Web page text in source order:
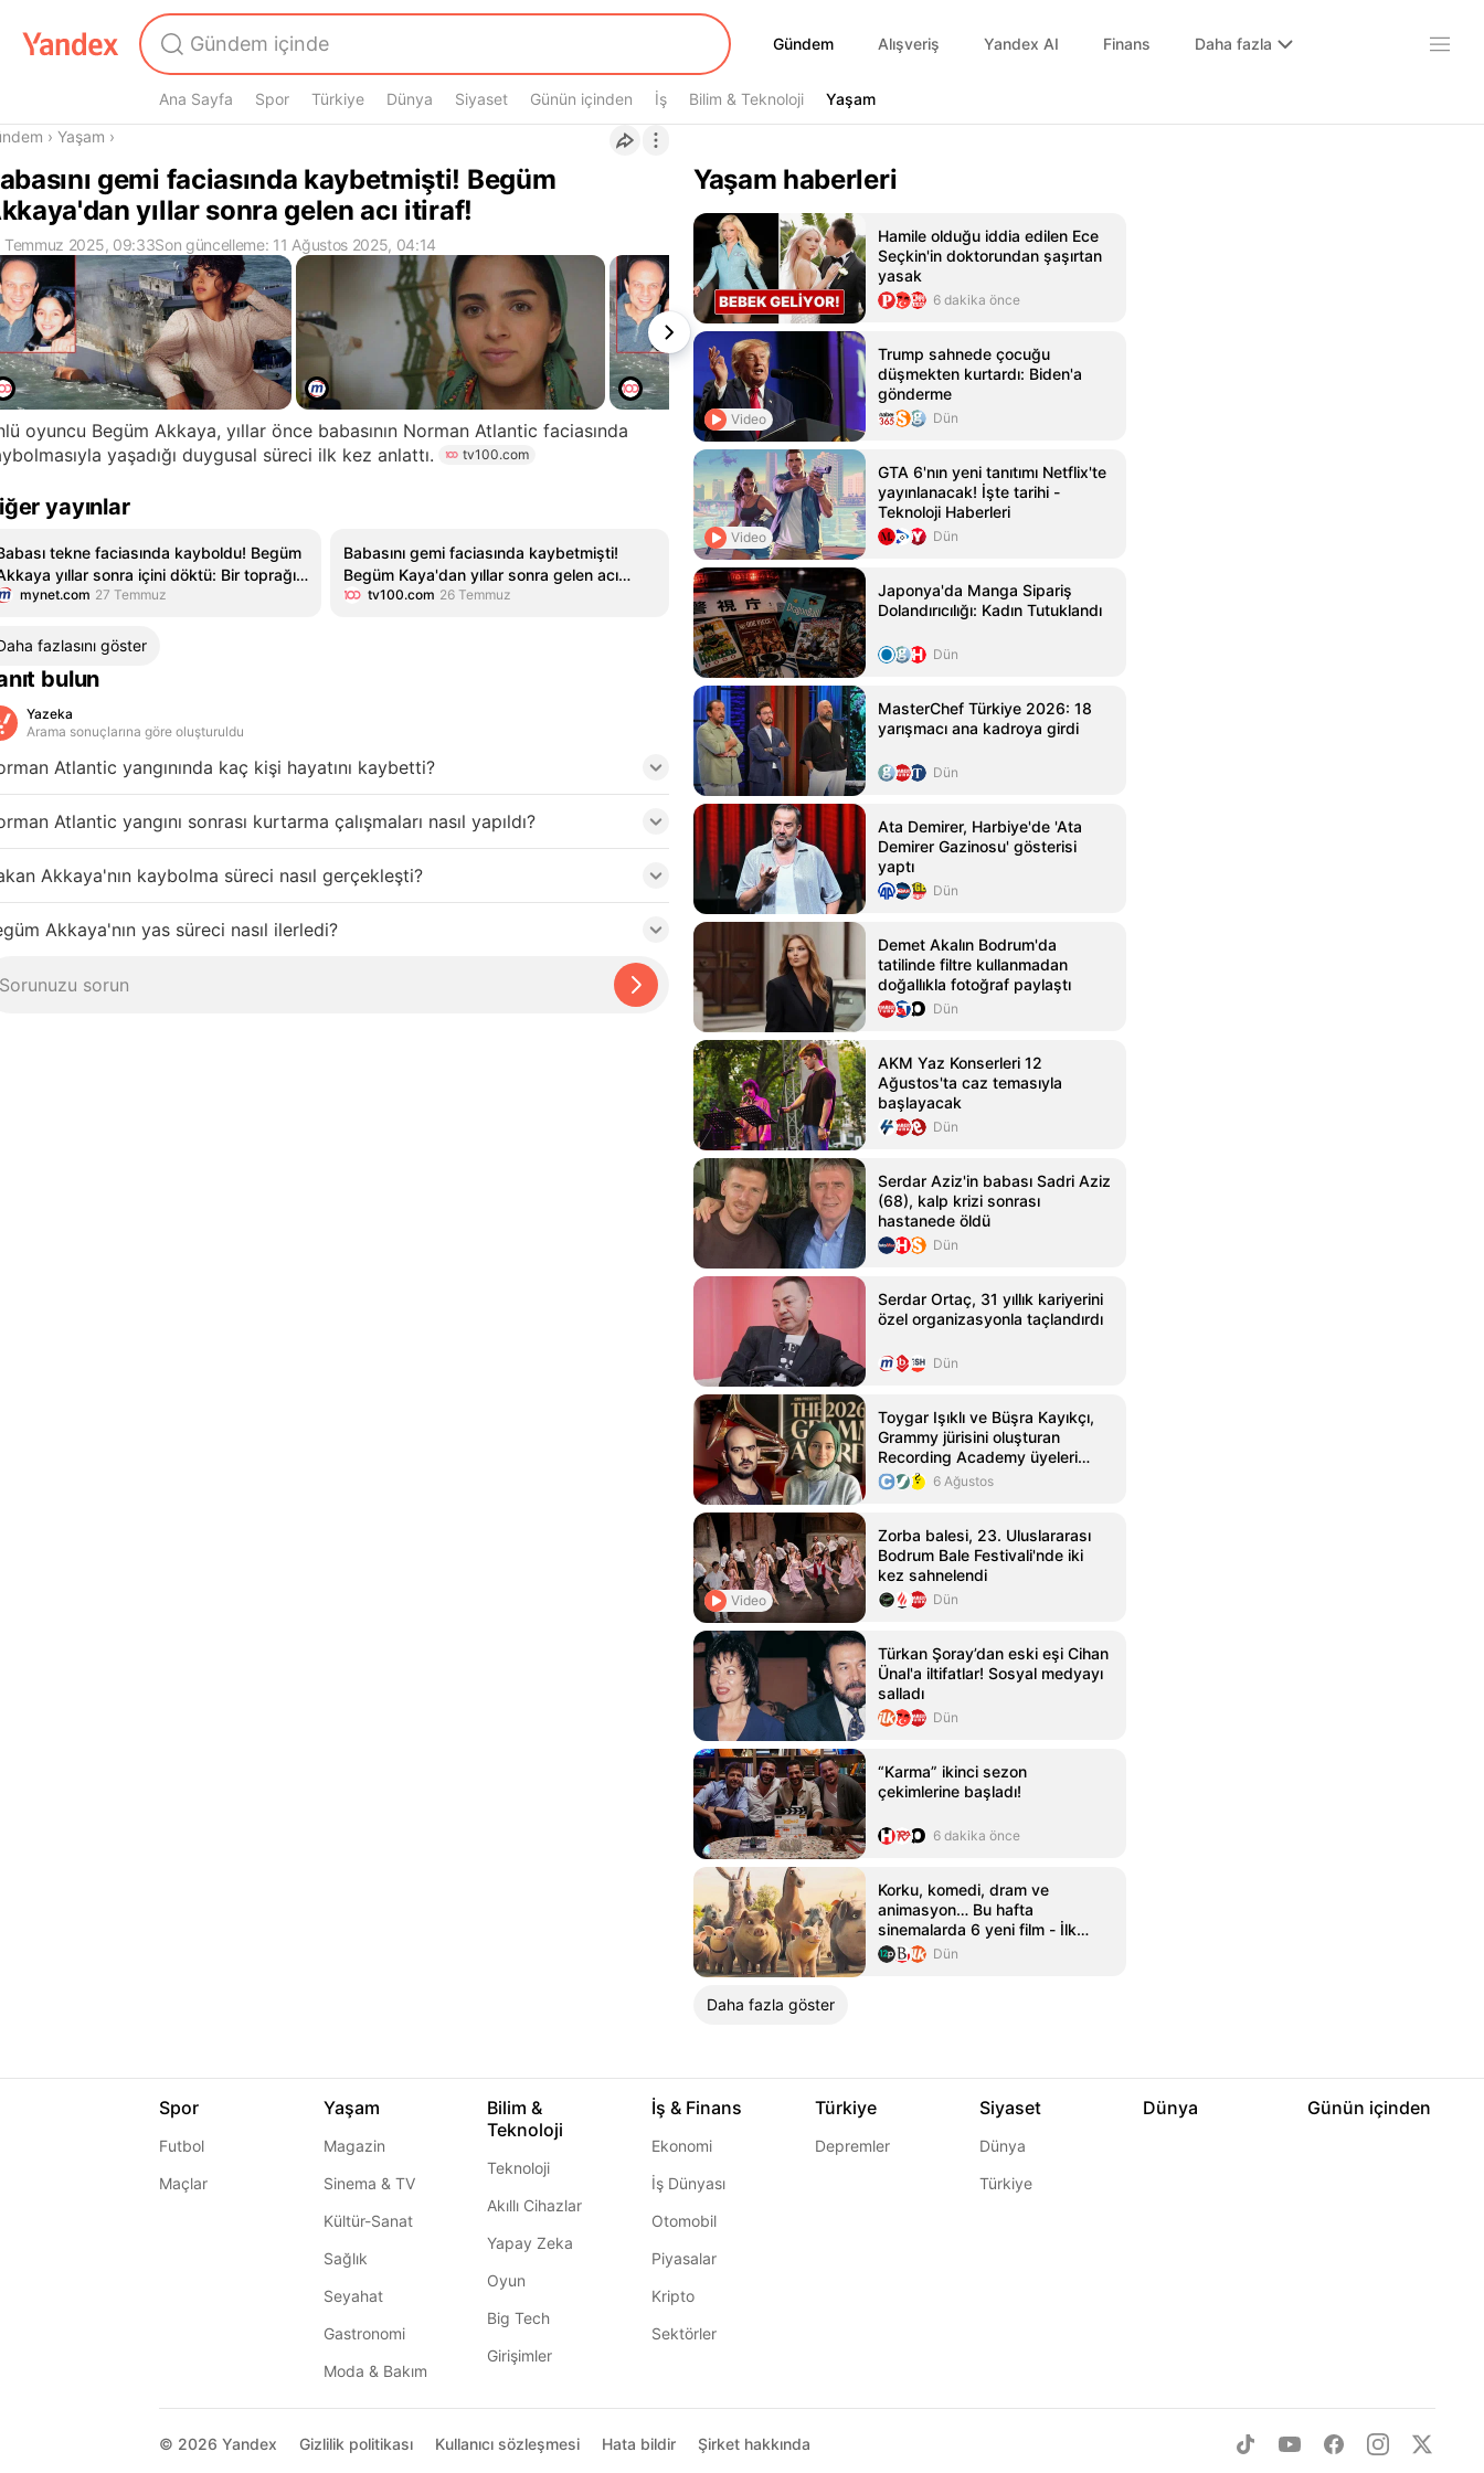
Gündem
Gündem Alışveriş Yandex AI Finans Daha fazla
Ana Sayfa Spor Türkiye Dünya Siyaset Günün içinden İş Bilim & Teknoloji Yaşam
Yaşam
› Yaşam ›
gemi faciasında kaybetmişti! Begüm
yıllar sonra gelen acı itiraf!
Temmuz 2025, 09:33Son güncelleme: 11 Ağustos 2025, 04:14
oyuncu Begüm Akkaya, yıllar önce babasının Norman Atlantic faciasında
yaşadığı duygusal süreci ilk kez anlattı.
tv100.com
yayınlar
tekne faciasında kayboldu! Begüm
yıllar sonra içini döktü: Bir toprağı
diye...
mynet.com 27 Temmuz
Babasını gemi faciasında kaybetmişti!
Begüm Kaya'dan yıllar sonra gelen acı
itiraf!tv100.com 26 Temmuz
fazlasını göster
bulun
Yazeka
Arama sonuçlarına göre oluşturuldu
Atlantic yangınında kaç kişi hayatını kaybetti?
Atlantic yangını sonrası kurtarma çalışmaları nasıl yapıldı?
Akkaya'nın kaybolma süreci nasıl gerçekleşti?
Akkaya'nın yas süreci nasıl ilerledi?
Yaşam haberleri
Hamile olduğu iddia edilen Ece
Seçkin'in doktorundan şaşırtan
yasak
6 dakika önce
Video
Trump sahnede çocuğu
düşmekten kurtardı: Biden'a
gönderme
Dün
Video
GTA 6'nın yeni tanıtımı Netflix'te
yayınlanacak! İşte tarihi -
Teknoloji Haberleri
Dün
Japonya'da Manga Sipariş
Dolandırıcılığı: Kadın Tutuklandı
Dün
MasterChef Türkiye 2026: 18
yarışmacı ana kadroya girdi
Dün
Ata Demirer, Harbiye'de 'Ata
Demirer Gazinosu' gösterisi
yaptı
Dün
Demet Akalın Bodrum'da
tatilinde filtre kullanmadan
doğallıkla fotoğraf paylaştı
Dün
AKM Yaz Konserleri 12
Ağustos'ta caz temasıyla
başlayacak
Dün
Serdar Aziz'in babası Sadri Aziz
(68), kalp krizi sonrası
hastanede öldü
Dün
Serdar Ortaç, 31 yıllık kariyerini
özel organizasyonla taçlandırdı
Dün
Toygar Işıklı ve Büşra Kayıkçı,
Grammy jürisini oluşturan
Recording Academy üyeleri
arasına seçildi
6 Ağustos
Video
Zorba balesi, 23. Uluslararası
Bodrum Bale Festivali'nde iki
kez sahnelendi
Dün
Türkan Şoray’dan eski eşi Cihan
Ünal'a iltifatlar! Sosyal medyayı
salladı
Dün
“Karma” ikinci sezon
çekimlerine başladı!
6 dakika önce
Korku, komedi, dram ve
animasyon… Bu hafta
sinemalarda 6 yeni film - İlk
Baskı
Dün
Daha fazla göster
Spor
Futbol
Maçlar
Yaşam
Magazin
Sinema & TV
Kültür-Sanat
Sağlık
Seyahat
Gastronomi
Moda & Bakım
Bilim &
Teknoloji
Teknoloji
Akıllı Cihazlar
Yapay Zeka
Oyun
Big Tech
Girişimler
İş & Finans
Ekonomi
İş Dünyası
Otomobil
Piyasalar
Kripto
Sektörler
Türkiye
Depremler
Siyaset
Dünya
Türkiye
Dünya Günün içinden
© 2026 Yandex Gizlilik politikası Kullanıcı sözleşmesi Hata bildir Şirket hakkında